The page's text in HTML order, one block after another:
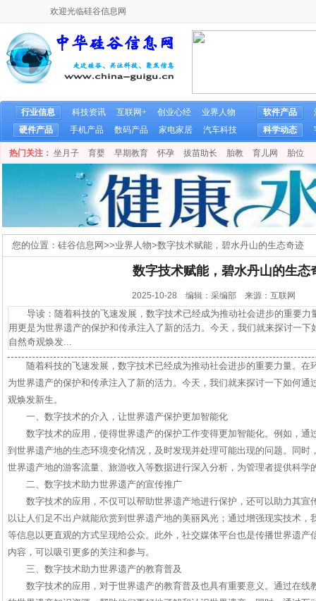
欢迎光临硅谷信息网
行业信息 科技资讯 互联网+ 创业心经
业界人物
硬件产品
手机产品 数码产品 家电家居 汽车科技
软件产品
科学动态
热门关注： 坐月子 育婴 早期教育 怀孕 拔苗助长 胎教 育儿网 胎位
您的位置： 硅谷信息网>>业界人物>数字技术赋能，碧水丹山的生态奇迹
数字技术赋能，碧水丹山的生态
2025-10-28 编辑：采编部 来源：互联网
导读：随着科技的飞速发展，数字技术已经成为推动社会进步的重要力
用更是为世界遗产的保护和传承注入了新的活力。今天，我们就来探讨一下
自然奇观焕发...
随着科技的飞速发展，数字技术已经成为推动社会进步的重要力量。在
为世界遗产的保护和传承注入了新的活力。今天，我们就来探讨一下如何通
观焕发新生。
一、数字技术的介入，让世界遗产保护更加智能化
数字技术的应用，使得世界遗产的保护工作变得更加智能化。例如，通
到世界遗产地的生态环境变化情况，及时发现并处理可能出现的问题。同时
世界遗产地的游客流量、旅游收入等数据进行深入分析，为管理者提供科学
二、数字技术助力世界遗产的宣传推广
数字技术的应用，不仅可以帮助世界遗产地进行保护，还可以助力其宣
以让人们足不出户就能欣赏到世界遗产地的美丽风光；通过增强现实技术，
等信息以更直观的方式呈现给公众。此外，社交媒体平台也是传播世界遗产
内容，可以吸引更多的关注和参与。
三、数字技术助力世界遗产的教育普及
数字技术的应用，对于世界遗产的教育普及也具有重要意义。通过在线